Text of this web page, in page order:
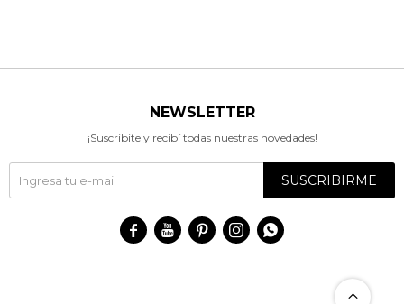
NEWSLETTER
¡Suscribite y recibí todas nuestras novedades!
SUSCRIBIRME
    